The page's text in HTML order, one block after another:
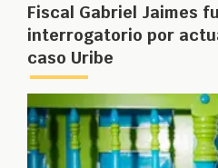
Fiscal Gabriel Jaimes
interrogatorio por
caso Uribe